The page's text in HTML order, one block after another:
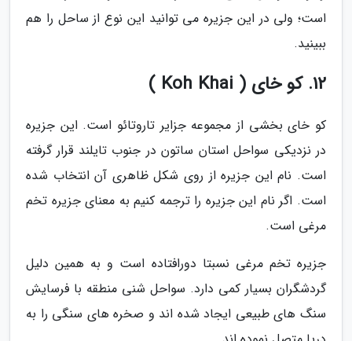
است؛ ولی در این جزیره می توانید این نوع از ساحل را هم
ببینید.
12. کو خای ( Koh Khai )
کو خای بخشی از مجموعه جزایر تاروتائو است. این جزیره
در نزدیکی سواحل استان ساتون در جنوب تایلند قرار گرفته
است. نام این جزیره از روی شکل ظاهری آن انتخاب شده
است. اگر نام این جزیره را ترجمه کنیم به معنای جزیره تخم
مرغی است.
جزیره تخم مرغی نسبتا دورافتاده است و به همین دلیل
گردشگران بسیار کمی دارد. سواحل شنی منطقه با فرسایش
سنگ های طبیعی ایجاد شده اند و صخره های سنگی را به